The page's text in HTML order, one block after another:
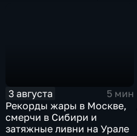
3 августа
5 мин
Рекорды жары в Москве,
смерчи в Сибири и
затяжные ливни на Урале